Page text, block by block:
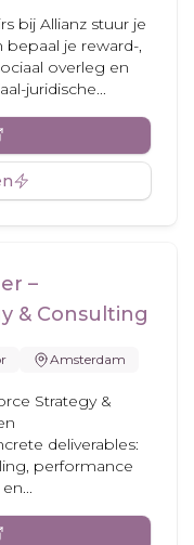
bij Allianz stuur je
je reward-,
overleg en
juridische...
–
& Consulting
Amsterdam
Strategy &
deliverables:
performance